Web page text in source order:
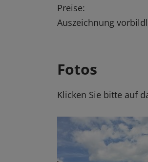
Preise:
Auszeichnung
Fotos
Klicken Sie bitte auf